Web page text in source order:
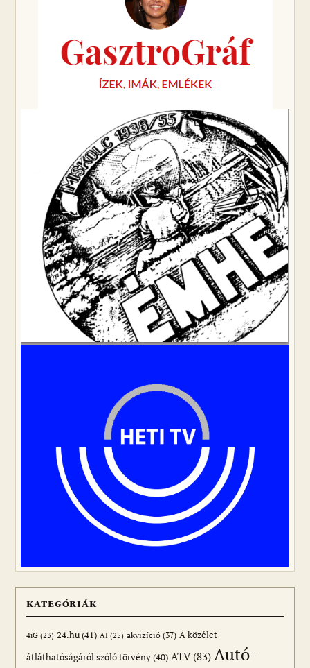
KATEGÓRIÁK
4iG (23) 24.hu(41) AI (25) akvizíció (37) A közélet
átláthatóságáról szóló törvény(40) ATV(83) Autó-